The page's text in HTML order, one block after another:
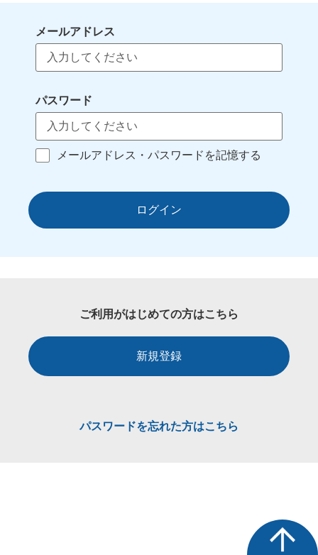
メールアドレス
パスワード
メールアドレス・パスワードを記憶する
ログイン
ご利用がはじめての方はこちら
新規登録
パスワードを忘れた方はこちら